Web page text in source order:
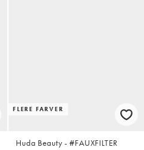
FLERE FARVER
Huda Beauty - #FAUXFILTER